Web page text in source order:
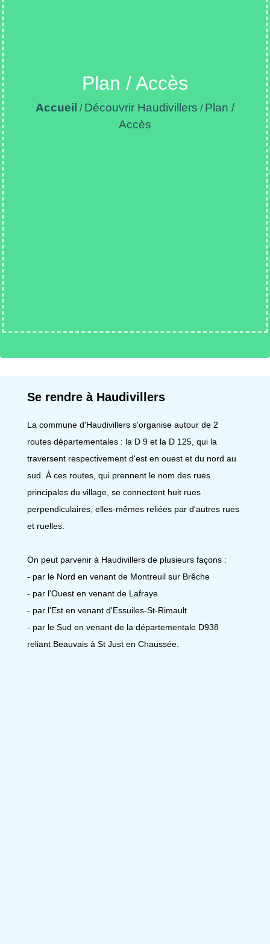
Plan / Accès
Accueil / Découvrir Haudivillers / Plan /
Accès
Se rendre à Haudivillers
La commune d'Haudivillers s'organise autour de 2
routes départementales : la D 9 et la D 125, qui la
traversent respectivement d'est en ouest et du nord au
sud. À ces routes, qui prennent le nom des rues
principales du village, se connectent huit rues
perpendiculaires, elles-mêmes reliées par d'autres rues
et ruelles.
On peut parvenir à Haudivillers de plusieurs façons :
- par le Nord en venant de Montreuil sur Brêche
- par l'Ouest en venant de Lafraye
- par l'Est en venant d'Essuiles-St-Rimault
- par le Sud en venant de la départementale D938
reliant Beauvais à St Just en Chaussée.